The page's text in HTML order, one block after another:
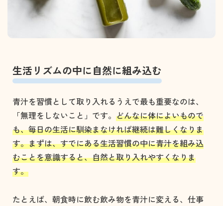
生活リズムの中に自然に組み込む
青汁を習慣として取り入れるうえで最も重要なのは、
「無理をしないこと」です。 どんなに体によいもので
も、毎日の生活に馴染まなければ継続は難しくなりま
す。まずは、すでにある生活習慣の中に青汁を組み込
むことを意識すると、自然と取り入れやすくなりま
す。
たとえば、朝食時に飲む飲み物を青汁に変える、仕事